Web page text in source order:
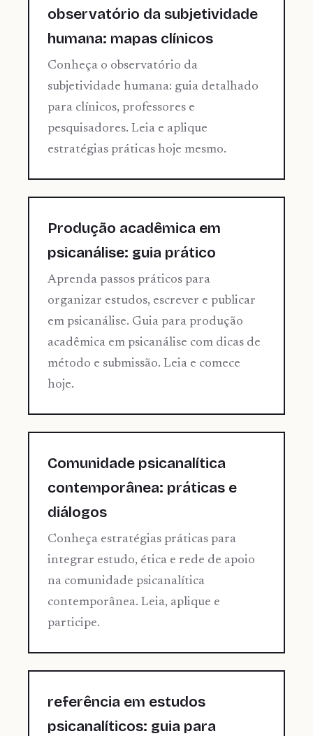
observatório da subjetividade
humana: mapas clínicos
Conheça o observatório da
subjetividade humana: guia detalhado
para clínicos, professores e
pesquisadores. Leia e aplique
estratégias práticas hoje mesmo.
Produção acadêmica em
psicanálise: guia prático
Aprenda passos práticos para
organizar estudos, escrever e publicar
em psicanálise. Guia para produção
acadêmica em psicanálise com dicas de
método e submissão. Leia e comece
hoje.
Comunidade psicanalítica
contemporânea: práticas e
diálogos
Conheça estratégias práticas para
integrar estudo, ética e rede de apoio
na comunidade psicanalítica
contemporânea. Leia, aplique e
participe.
referência em estudos
psicanalíticos: guia para